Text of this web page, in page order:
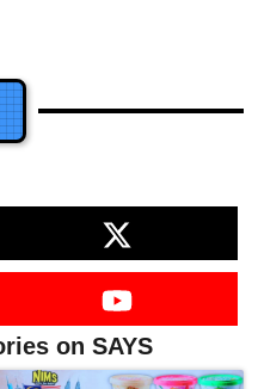
on SAYS